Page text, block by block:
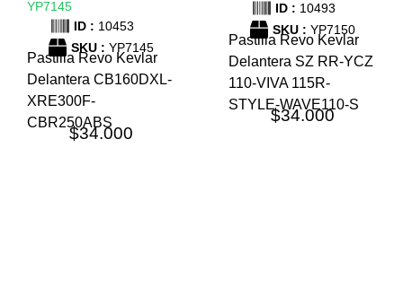
ID : 10453
SKU : YP7145
Pastilla Revo Kevlar
Delantera CB160DXL-
XRE300F-
CBR250ABS
$34.000
ID : 10493
SKU : YP7150
Pastilla Revo Kevlar
Delantera SZ RR-YCZ
110-VIVA 115R-
STYLE-WAVE110-S
$34.000